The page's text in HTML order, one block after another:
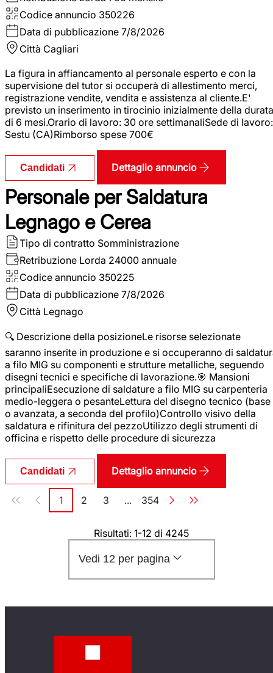
Codice annuncio 350226
Data di pubblicazione 7/8/2026
Città Cagliari
La figura in affiancamento al personale esperto e con la
supervisione del tutor si occuperà di allestimento merci,
registrazione vendite, vendita e assistenza al cliente.E'
previsto un inserimento in tirocinio inizialmente della durata
di 6 mesi.Orario di lavoro: 30 ore settimanaliSede di lavoro:
Sestu (CA)Rimborso spese 700€
Candidati Dettaglio annuncio
Personale per Saldatura
Legnago e Cerea
Tipo di contratto Somministrazione
Retribuzione Lorda 24000 annuale
Codice annuncio 350225
Data di pubblicazione 7/8/2026
Città Legnago
🔍 Descrizione della posizioneLe risorse selezionate
saranno inserite in produzione e si occuperanno di
a filo MIG su componenti e strutture metalliche, seguendo
disegni tecnici e specifiche di lavorazione.🎯 Mansioni
principaliEsecuzione di saldature a filo MIG su carpenteria
medio-leggera o pesanteLettura del disegno tecnico (base
o avanzata, a seconda del profilo)Controllo visivo della
saldatura e rifinitura del pezzoUtilizzo degli strumenti di
officina e rispetto delle procedure di sicurezza
Candidati Dettaglio annuncio
Paginazione
Pagina
1 Pagina
2 Pagina
3 ... Pagina
354
Risultati: 1-12 di 4245
Vedi 12 per pagina